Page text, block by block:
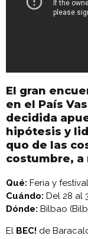
El gran
en el País
decidida
hipótesis y
quo de las
costumbre,
Qué: Feria y
Cuándo: Del 28 al
Dónde: Bilbao
El BEC! de